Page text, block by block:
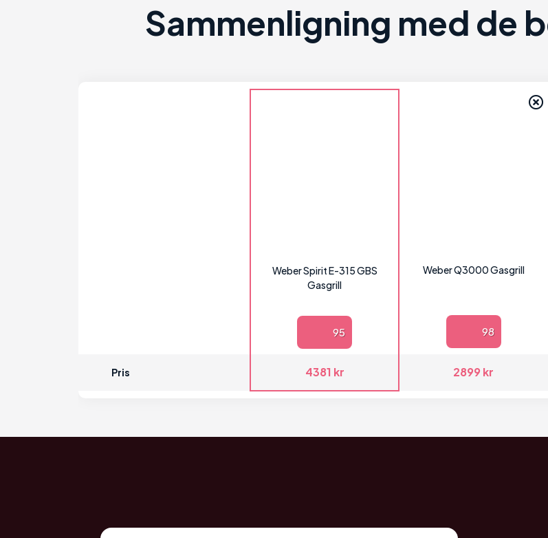
Sammenligning med de
Weber Spirit E-315 GBS
Gasgrill
95
Weber Q3000 Gasgrill
98
Pris 4381 kr 2899 kr